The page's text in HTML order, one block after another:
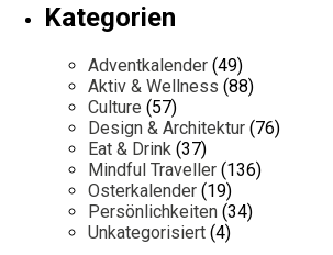
Kategorien
Adventkalender (49)
Aktiv & Wellness (88)
Culture (57)
Design & Architektur (76)
Eat & Drink (37)
Mindful Traveller (136)
Osterkalender (19)
Persönlichkeiten (34)
Unkategorisiert (4)